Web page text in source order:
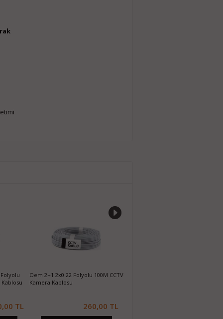
Folyolu
Kablosu
TL
Oem 2+1 2x0.22 Folyolu 100M CCTV
Kamera Kablosu
260,00 TL